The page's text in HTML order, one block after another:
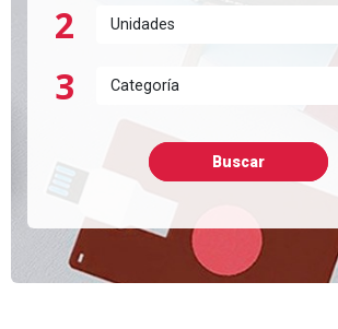
2 Unidades
3 Categoría
Buscar